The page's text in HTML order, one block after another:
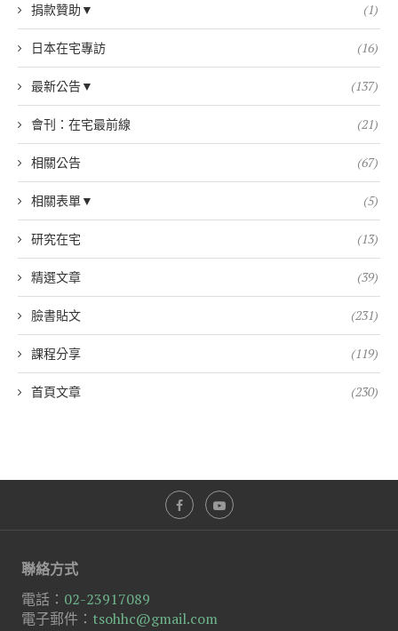
捐款贊助▼ (1)
日本在宅專訪 (16)
最新公告▼ (137)
會刊：在宅最前線 (21)
相關公告 (67)
相關表單▼ (5)
研究在宅 (13)
精選文章 (39)
臉書貼文 (231)
課程分享 (119)
首頁文章 (230)
聯絡方式
電話： 02-23917089
電子郵件： tsohhc@gmail.com